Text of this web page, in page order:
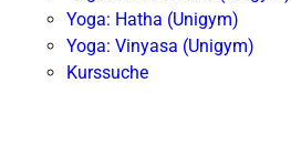
Yoga: Hatha (Unigym)
Yoga: Vinyasa (Unigym)
Kurssuche